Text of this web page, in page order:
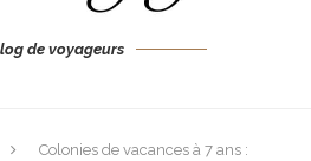
de voyageurs
Colonies de vacances à 7 ans :